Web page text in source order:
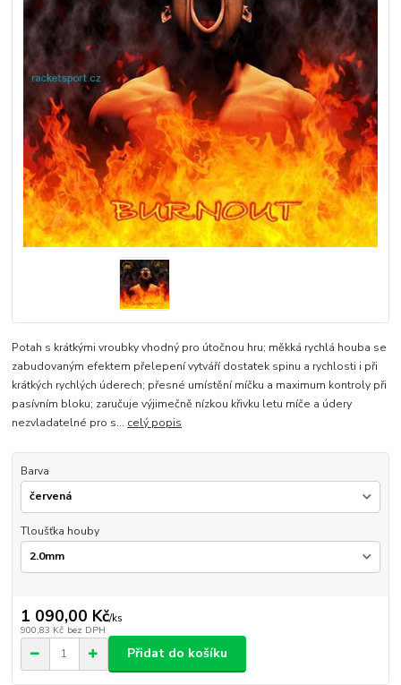
Potah s krátkými vroubky vhodný pro útočnou hru; měkká rychlá houba se
zabudovaným efektem přelepení vytváří dostatek spinu a rychlosti i při
krátkých rychlých úderech; přesné umístění míčku a maximum kontroly při
pasívním bloku; zaručuje výjimečně nízkou křivku letu míče a údery
nezvladatelné pro s... celý popis
Barva
Tloušťka houby
1 090,00 Kč/ks
900,83 Kč bez DPH
Přidat do košíku